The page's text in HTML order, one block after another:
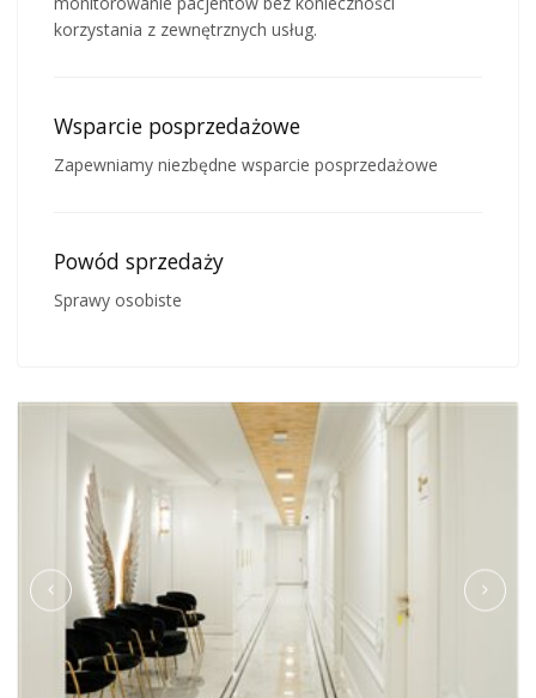
korzystania z zewnętrznych usług.
Wsparcie posprzedażowe
Zapewniamy niezbędne wsparcie posprzedażowe
Powód sprzedaży
Sprawy osobiste